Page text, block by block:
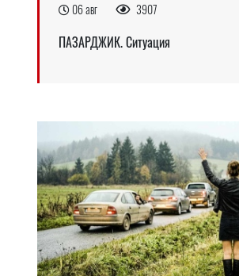
06 авг 3907
ПАЗАРДЖИК. Ситуация